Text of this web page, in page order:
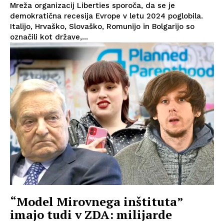
Mreža organizacij Liberties sporoča, da se je
demokratična recesija Evrope v letu 2024 poglobila.
Italijo, Hrvaško, Slovaško, Romunijo in Bolgarijo so
označili kot države,...
“Model Mirovnega inštituta”
imajo tudi v ZDA: milijarde